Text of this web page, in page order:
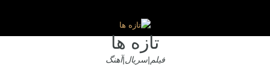
تازه ها
فیلم|سریال|آهنگ